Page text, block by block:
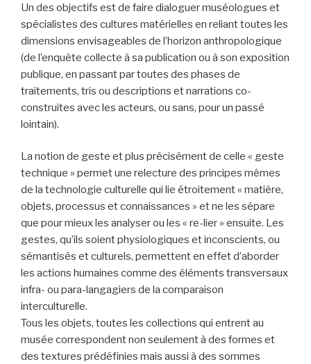
Un des objectifs est de faire dialoguer muséologues et
spécialistes des cultures matérielles en reliant toutes les
dimensions envisageables de l’horizon anthropologique
(de l’enquête collecte à sa publication ou à son exposition
publique, en passant par toutes des phases de
traitements, tris ou descriptions et narrations co-
construites avec les acteurs, ou sans, pour un passé
lointain).
La notion de geste et plus précisément de celle « geste
technique » permet une relecture des principes mêmes
de la technologie culturelle qui lie étroitement « matière,
objets, processus et connaissances » et ne les sépare
que pour mieux les analyser ou les « re-lier » ensuite. Les
gestes, qu’ils soient physiologiques et inconscients, ou
sémantisés et culturels, permettent en effet d’aborder
les actions humaines comme des éléments transversaux
infra- ou para-langagiers de la comparaison
interculturelle.
Tous les objets, toutes les collections qui entrent au
musée correspondent non seulement à des formes et
des textures prédéfinies mais aussi à des sommes